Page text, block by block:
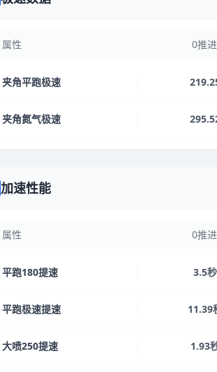
属性 0推进
夹角平跑极速
夹角氮气极速
加速性能
属性 0推进
平跑180提速 3.5秒
平跑极速提速 11.39
大喷250提速 1.93